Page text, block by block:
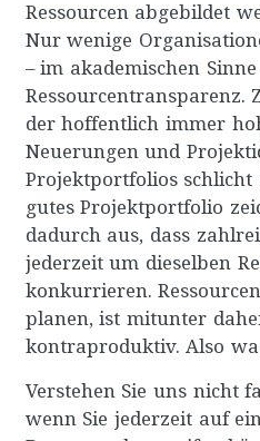
Ressourcen abgebildet
Nur wenige
– im akademischen
Ressourcentransparenz.
der hoffentlich immer
Neuerungen und
Projektportfolios schlicht
gutes Projektportfolio
dadurch aus, dass
jederzeit um dieselben
konkurrieren.
planen, ist mitunter
kontraproduktiv. Also
Verstehen Sie uns nicht
wenn Sie jederzeit auf